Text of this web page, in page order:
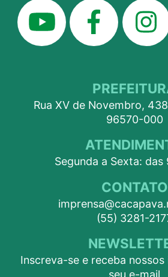
Rua XV de Novembro,
96570-000
Segunda a Sexta: das
CONTATO
(55) 3281-
Inscreva-se e receba
seu e-mail